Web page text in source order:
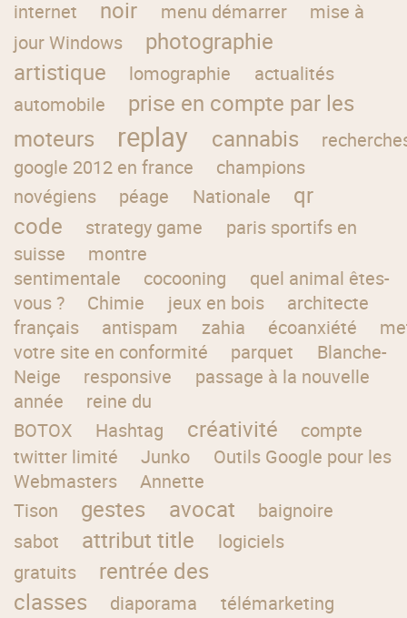
internet
noir menu démarrer
mise à
jour Windows
photographie
artistique
lomographie
actualités
automobile
prise en compte par les
moteurs
replay cannabis
google 2012 en france
champions
novégiens
péage Nationale
qr
code
strategy game
paris sportifs en
suisse
montre
sentimentale
cocooning
quel animal êtes-
vous ?
Chimie jeux en bois
architecte
français
antispam zahia écoanxiété
votre site en conformité
parquet
Blanche-
Neige
responsive
passage à la nouvelle
année
reine du
BOTOX
Hashtag créativité
compte
twitter limité
Junko
Outils Google pour les
Webmasters
Annette
Tison
gestes avocat
baignoire
sabot
attribut title
logiciels
gratuits
rentrée des
classes
diaporama télémarketing